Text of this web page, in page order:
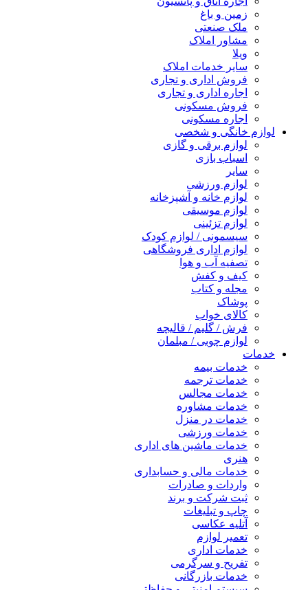
زمین و باغ
ملک صنعتی
مشاور املاک
ویلا
سایر خدمات املاک
فروش اداری و تجاری
اجاره اداری و تجاری
فروش مسکونی
اجاره مسکونی
لوازم خانگی و شخصی
لوازم برقی و گازی
اسباب بازی
سایر
لوازم ورزشی
لوازم خانه و آشپزخانه
لوازم موسیقی
لوازم تزئینی
سیسمونی / لوازم کودک
لوازم اداری فروشگاهی
تصفیه آب و هوا
کیف و کفش
مجله و کتاب
پوشاک
کالای خواب
فرش / گلیم / قالیچه
لوازم چوبی / مبلمان
خدمات
خدمات بیمه
خدمات ترجمه
خدمات مجالس
خدمات مشاوره
خدمات در منزل
خدمات ورزشی
خدمات ماشین های اداری
هنری
خدمات مالی و حسابداری
واردات و صادرات
ثبت شرکت و برند
چاپ و تبلیغات
آتلیه عکاسی
تعمیر لوازم
خدمات اداری
تفریح و سرگرمی
خدمات بازرگانی